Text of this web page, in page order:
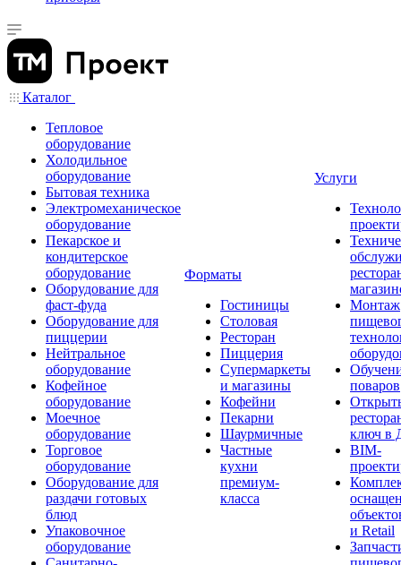
Каталог
Тепловое
оборудование
Холодильное
оборудование
Бытовая техника
Электромеханическое
оборудование
Пекарское и
кондитерское
оборудование
Оборудование для
фаст-фуда
Оборудование для
пиццерии
Нейтральное
оборудование
Кофейное
оборудование
Моечное
оборудование
Торговое
оборудование
Оборудование для
раздачи готовых
блюд
Упаковочное
оборудование
Форматы
Гостиницы
Столовая
Ресторан
Пиццерия
Супермаркеты
и магазины
Кофейни
Пекарни
Шаурмичные
Частные
кухни
премиум-
класса
Услуги
Монтаж
поваров
ключ в
BIM-
и Retail